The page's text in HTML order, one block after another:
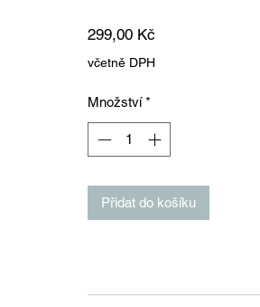
299,00 Kč
včetně DPH
Množství *
Přidat do košíku